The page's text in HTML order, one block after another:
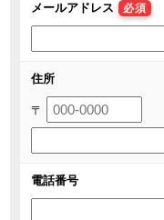
メールアドレス 必須
住所
〒
電話番号